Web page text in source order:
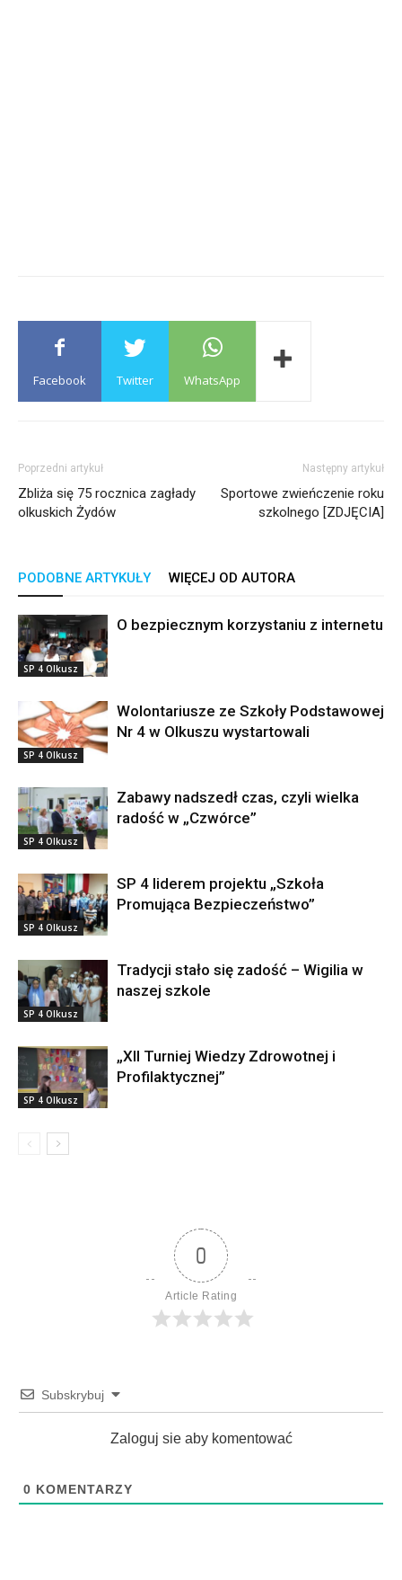
Facebook Twitter WhatsApp
Poprzedni artykuł
Zbliża się 75 rocznica zagłady
olkuskich Żydów
Następny artykuł
Sportowe zwieńczenie roku
szkolnego [ZDJĘCIA]
PODOBNE ARTYKUŁY WIĘCEJ OD AUTORA
SP 4 Olkusz
O bezpiecznym korzystaniu z internetu
SP 4 Olkusz
Wolontariusze ze Szkoły Podstawowej
Nr 4 w Olkuszu wystartowali
SP 4 Olkusz
Zabawy nadszedł czas, czyli wielka
radość w „Czwórce”
SP 4 Olkusz
SP 4 liderem projektu „Szkoła
Promująca Bezpieczeństwo”
SP 4 Olkusz
Tradycji stało się zadość – Wigilia w
naszej szkole
SP 4 Olkusz
„XII Turniej Wiedzy Zdrowotnej i
Profilaktycznej”
0
Article Rating
Subskrybuj
Zaloguj sie aby komentować
0 KOMENTARZY